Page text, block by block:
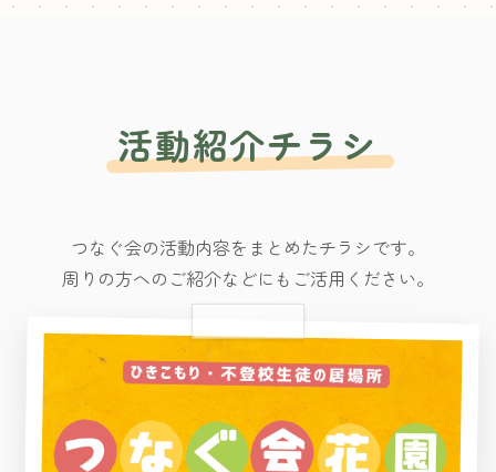
活動紹介チラシ
つなぐ会の活動内容をまとめたチラシです。
周りの方へのご紹介などにもご活用ください。